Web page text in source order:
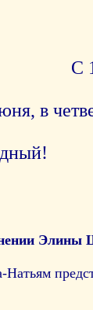
С
в
Натьям